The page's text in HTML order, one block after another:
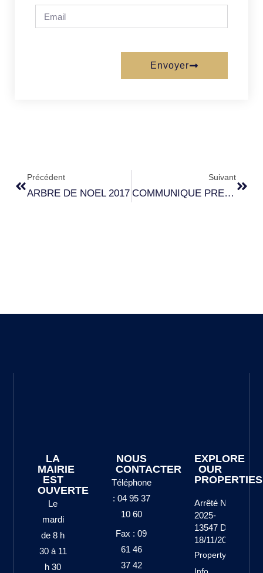
Envoyer
Précédent
ARBRE DE NOEL 2017
Suivant
COMMUNIQUE PREFECTURE 2B
LA
MAIRIE
EST
OUVERTE
Le
mardi
de 8 h
30 à 11
h 30
NOUS
CONTACTER
Téléphone
: 04 95 37
10 60
Fax : 09
61 46
37 42
EXPLORE
OUR
PROPERTIES
Arrêté N°
2025-
13547 Du
18/11/2025
Property